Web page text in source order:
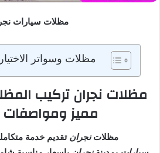
مظلات سيارات
مظلات وسواتر
مظلات نجران تركيب
مميز
مظلاتنجران تقديم خدمة